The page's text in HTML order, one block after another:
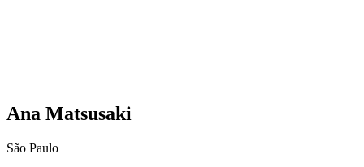
Ana Matsusaki
São Paulo